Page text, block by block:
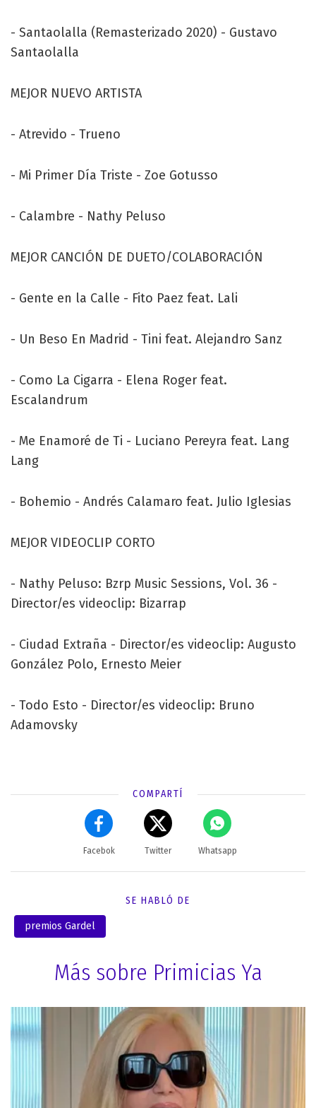
- Santaolalla (Remasterizado 2020) - Gustavo
Santaolalla
MEJOR NUEVO ARTISTA
- Atrevido - Trueno
- Mi Primer Día Triste - Zoe Gotusso
- Calambre - Nathy Peluso
MEJOR CANCIÓN DE DUETO/COLABORACIÓN
- Gente en la Calle - Fito Paez feat. Lali
- Un Beso En Madrid - Tini feat. Alejandro Sanz
- Como La Cigarra - Elena Roger feat.
Escalandrum
- Me Enamoré de Ti - Luciano Pereyra feat. Lang
Lang
- Bohemio - Andrés Calamaro feat. Julio Iglesias
MEJOR VIDEOCLIP CORTO
- Nathy Peluso: Bzrp Music Sessions, Vol. 36 -
Director/es videoclip: Bizarrap
- Ciudad Extraña - Director/es videoclip: Augusto
González Polo, Ernesto Meier
- Todo Esto - Director/es videoclip: Bruno
Adamovsky
COMPARTÍ
Facebok Twitter Whatsapp
SE HABLÓ DE
premios Gardel
Más sobre Primicias Ya